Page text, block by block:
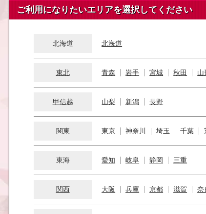
ご利用になりたいエリアを選択してください
北海道 北海道
東北 青森 岩手 宮城 秋田 山
甲信越 山梨 新潟 長野
関東 東京 神奈川 埼玉 千葉
東海 愛知 岐阜 静岡 三重
関西 大阪 兵庫 京都 滋賀 奈